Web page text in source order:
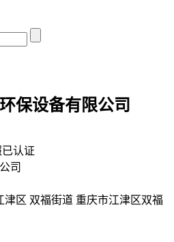
保设备有限公司
认证
司
津区 双福街道 重庆市江津区双福